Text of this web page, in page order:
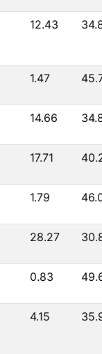
12.43
1.47
14.66
17.71
1.79
28.27
0.83
4.15